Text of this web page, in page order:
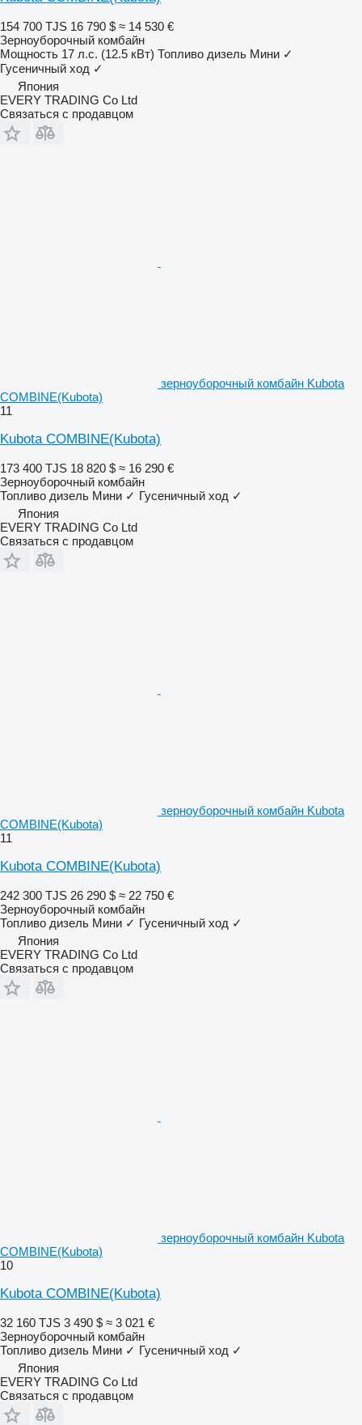
154 700 TJS 16 790 $ ≈ 14 530 €
Зерноуборочный комбайн
Мощность 17 л.с. (12.5 кВт) Топливо дизель Мини ✓
Гусеничный ход ✓
Япония
EVERY TRADING Co Ltd
Связаться с продавцом
зерноуборочный комбайн Kubota
COMBINE(Kubota)
11
Kubota COMBINE(Kubota)
173 400 TJS 18 820 $ ≈ 16 290 €
Зерноуборочный комбайн
Топливо дизель Мини ✓ Гусеничный ход ✓
Япония
EVERY TRADING Co Ltd
Связаться с продавцом
зерноуборочный комбайн Kubota
COMBINE(Kubota)
11
Kubota COMBINE(Kubota)
242 300 TJS 26 290 $ ≈ 22 750 €
Зерноуборочный комбайн
Топливо дизель Мини ✓ Гусеничный ход ✓
Япония
EVERY TRADING Co Ltd
Связаться с продавцом
зерноуборочный комбайн Kubota
COMBINE(Kubota)
10
Kubota COMBINE(Kubota)
32 160 TJS 3 490 $ ≈ 3 021 €
Зерноуборочный комбайн
Топливо дизель Мини ✓ Гусеничный ход ✓
Япония
EVERY TRADING Co Ltd
Связаться с продавцом